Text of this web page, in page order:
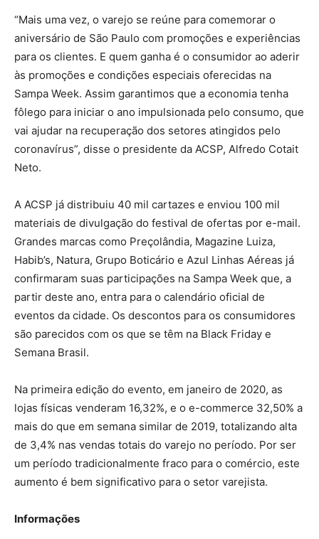
“Mais uma vez, o varejo se reúne para comemorar o
aniversário de São Paulo com promoções e experiências
para os clientes. E quem ganha é o consumidor ao aderir
às promoções e condições especiais oferecidas na
Sampa Week. Assim garantimos que a economia tenha
fôlego para iniciar o ano impulsionada pelo consumo, que
vai ajudar na recuperação dos setores atingidos pelo
coronavírus”, disse o presidente da ACSP, Alfredo Cotait
Neto.
A ACSP já distribuiu 40 mil cartazes e enviou 100 mil
materiais de divulgação do festival de ofertas por e-mail.
Grandes marcas como Preçolândia, Magazine Luiza,
Habib’s, Natura, Grupo Boticário e Azul Linhas Aéreas já
confirmaram suas participações na Sampa Week que, a
partir deste ano, entra para o calendário oficial de
eventos da cidade. Os descontos para os consumidores
são parecidos com os que se têm na Black Friday e
Semana Brasil.
Na primeira edição do evento, em janeiro de 2020, as
lojas físicas venderam 16,32%, e o e-commerce 32,50% a
mais do que em semana similar de 2019, totalizando alta
de 3,4% nas vendas totais do varejo no período. Por ser
um período tradicionalmente fraco para o comércio, este
aumento é bem significativo para o setor varejista.
Informações